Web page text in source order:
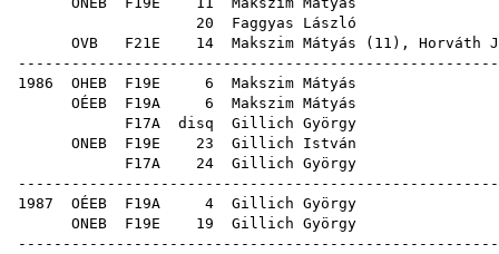
20
Faggyas László
OVB F21E 14 Makszim Mátyás ( 11 ), Horváth
1986 OHEB F19E 6
Makszim Mátyás
OÉEB F19A 6
Makszim Mátyás
F17A disq
Gillich György
ONEB F19E 23
Gillich István
F17A 24
Gillich György
1987 OÉEB F19A 4
Gillich György
ONEB F19E 19
Gillich György